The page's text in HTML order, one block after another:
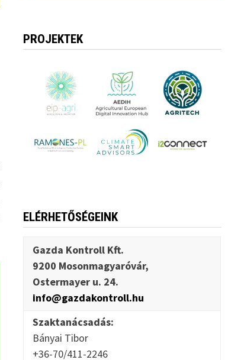
PROJEKTEK
ELÉRHETŐSÉGEINK
Gazda Kontroll Kft.
9200 Mosonmagyaróvár,
Ostermayer u. 24.
info@gazdakontroll.hu
Szaktanácsadás:
Bányai Tibor
+36-70/411-2246